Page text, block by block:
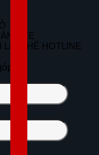
XE
HỆ HOTLINE